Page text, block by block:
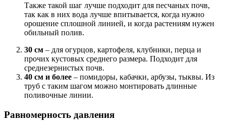
Также такой шаг лучше подходит для песчаных почв,
так как в них вода лучше впитывается, когда нужно
орошение сплошной линией, и когда растениям нужен
обильный полив.
30 см – для огурцов, картофеля, клубники, перца и
прочих кустовых среднего размера. Подходит для
среднезернистых почв.
40 см и более – помидоры, кабачки, арбузы, тыквы. Из
труб с таким шагом можно монтировать длинные
поливочные линии.
Равномерность давления